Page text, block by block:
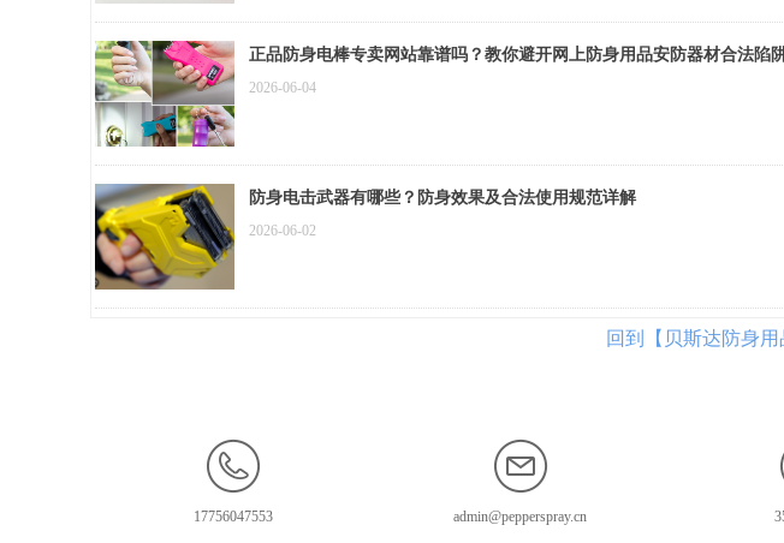
正品防身电棒专卖网站靠谱吗？教你避开网上防身用品安防器材合法陷
2026-06-04
防身电击武器有哪些？防身效果及合法使用规范详解
2026-06-02
回到【贝斯达防身
17756047553 admin@pepperspray.cn